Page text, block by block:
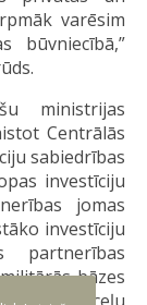
varēsim
būvniecībā,”
ministrijas
Centrālās
sabiedrības
investīciju
jomas
investīciju
partnerības
bāzes